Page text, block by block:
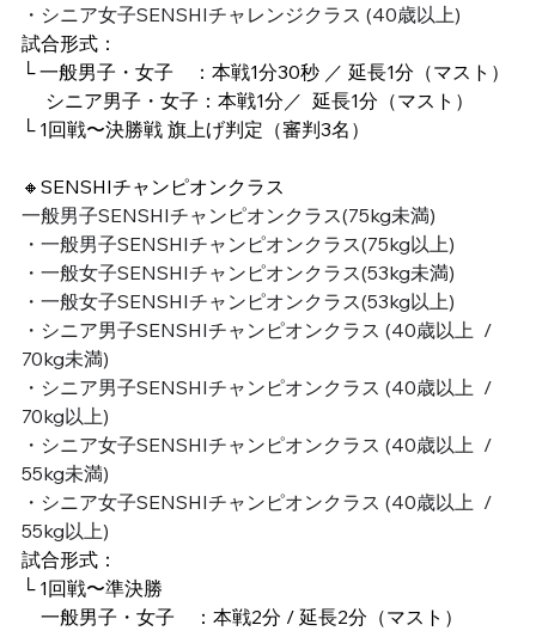
・シニア女子SENSHIチャレンジクラス (40歳以上)
試合形式：
└ 一般男子・女子　：本戦1分30秒 ／ 延長1分（マスト）
シニア男子・女子：本戦1分／  延長1分（マスト）
└ 1回戦〜決勝戦 旗上げ判定（審判3名）
🔸SENSHIチャンピオンクラス
一般男子SENSHIチャンピオンクラス(75kg未満)
・一般男子SENSHIチャンピオンクラス(75kg以上)
・一般女子SENSHIチャンピオンクラス(53kg未満)
・一般女子SENSHIチャンピオンクラス(53kg以上)
・シニア男子SENSHIチャンピオンクラス (40歳以上  /
70kg未満)
・シニア男子SENSHIチャンピオンクラス (40歳以上  /
70kg以上)
・シニア女子SENSHIチャンピオンクラス (40歳以上  /
55kg未満)
・シニア女子SENSHIチャンピオンクラス (40歳以上  /
55kg以上)
試合形式：
└ 1回戦〜準決勝
一般男子・女子　：本戦2分 / 延長2分（マスト）